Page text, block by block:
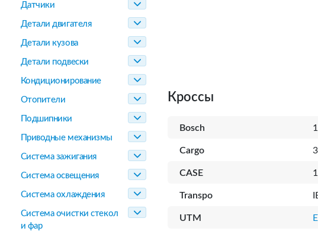
Датчики
Детали двигателя
Детали кузова
Детали подвески
Кондиционирование
Отопители
Подшипники
Приводные механизмы
Система зажигания
Система освещения
Система охлаждения
Система очистки стекол
и фар
Кроссы
Bosch
Cargo
CASE
Transpo
UTM